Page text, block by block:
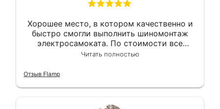
Хорошее место, в котором качественно и
быстро смогли выполнить шиномонтаж
электросамоката. По стоимости все
вышло вообще приемлемо хочу сказать.
Читать полностью
Отзыв Flamp